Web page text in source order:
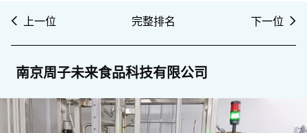
上一位 完整排名 下一位
南京周子未来食品科技有限公司